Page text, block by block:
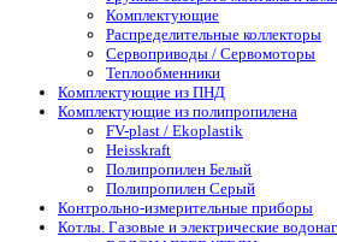
Комплектующие
Распределительные коллекторы
Сервоприводы / Сервомоторы
Теплообменники
Комплектующие из ПНД
Комплектующие из полипропилена
FV-plast / Ekoplastik
Heisskraft
Полипропилен Белый
Полипропилен Серый
Контрольно-измерительные приборы
Котлы. Газовые и электрические